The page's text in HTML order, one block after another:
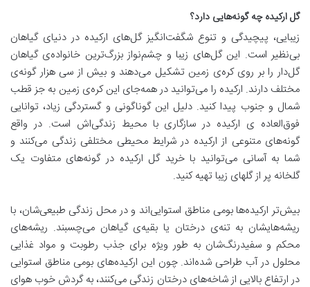
گل ارکیده چه گونه‌هایی دارد؟
زیبایی، پیچیدگی و تنوع شگفت‌انگیز گل‌های ارکیده در دنیای گیاهان
بی‌نظیر است. این گل‌های زیبا و چشم‌نواز بزرگ‌ترین خانواده‌ی گیاهان
گل‌دار را بر روی کره‌ی زمین تشکیل می‌دهند و بیش از سی هزار گونه‌ی
مختلف دارند. ارکیده را می‌توانید در همه‌جای این کره‌ی زمین به جز قطب
شمال و جنوب پیدا کنید. دلیل این گوناگونی و گستردگی زیاد، توانایی
فوق‌العاده ی ارکیده در سازگاری با محیط زندگی‌اش است. در واقع
گونه‌های متنوعی از ارکیده در شرایط محیطی مختلفی زندگی می‌کنند و
شما به آسانی می‌توانید با خرید گل ارکیده در گونه‌های متفاوت یک
گلخانه‌ پر از گلهای زیبا تهیه کنید.
بیش‌تر ارکیده‌ها بومی مناطق استوایی‌اند و در محل زندگی طبیعی‌شان، با
ریشه‌هایشان به تنه‌ی درختان یا بقیه‌ی گیاهان می‌چسبند. ریشه‌های
محکم و سفیدرنگ‌شان به طور ویژه برای جذب رطوبت و مواد غذایی
محلول در آب طراحی شده‌اند. چون این ارکیده‌های بومی مناطق استوایی
در ارتفاع بالایی از شاخه‌های درختان زندگی می‌کنند، به گردش خوب هوای